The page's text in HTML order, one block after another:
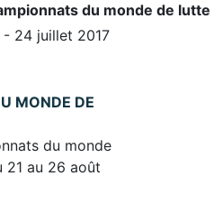
du monde de lutte
- 24 juillet 2017
MONDE DE
du monde
21 au 26 août